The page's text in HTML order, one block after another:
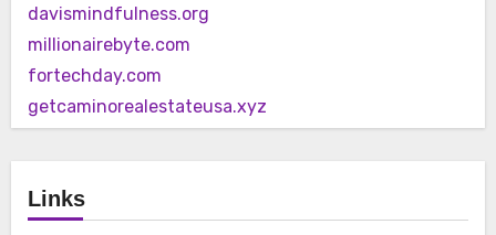
davismindfulness.org
millionairebyte.com
fortechday.com
getcaminorealestateusa.xyz
Links